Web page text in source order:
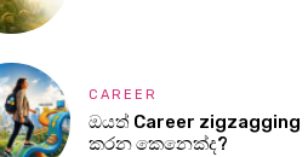
CAREER
ඔයත් Career zigzagging
කරන කෙනෙක්ද?